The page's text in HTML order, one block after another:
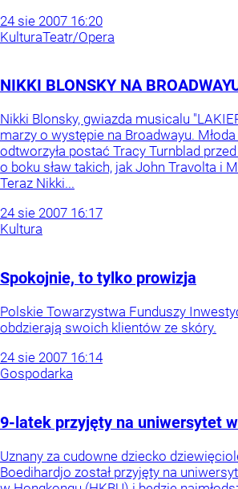
24 sie 2007 16:20
KulturaTeatr/Opera
NIKKI BLONSKY NA
Nikki Blonsky, gwiazda musicalu
marzy o występie na Broadwayu.
odtworzyła postać Tracy Turnblad
o boku sław takich, jak John Travolta i
Teraz Nikki...
24 sie 2007 16:17
Kultura
Spokojnie, to tylko prowizja
Polskie Towarzystwa Funduszy
obdzierają swoich klientów ze skóry.
24 sie 2007 16:14
Gospodarka
9-latek przyjęty na uniwersytet
Uznany za cudowne dziecko
Boedihardjo został przyjęty na